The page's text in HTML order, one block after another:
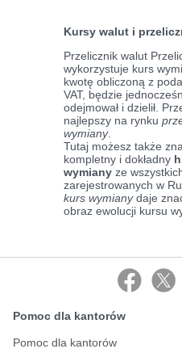
Kursy walut i
Przelicznik walut
wykorzystuje kurs
kwotę obliczoną z
VAT, będzie
odejmował i dzielił.
najlepszy na rynku
wymiany.
Tutaj możesz także
kompletny i dokładny
wymiany ze
zarejestrowanych w
kurs wymianydaje
obraz ewolucji kursu
Pomoc dla kantorów
Pomoc dla kantorów